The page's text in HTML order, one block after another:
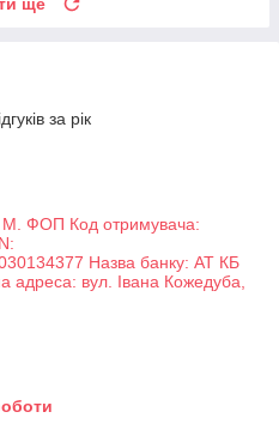
ще
за рік
ФОП Код отримувача:
Назва банку: АТ КБ
вул. Івана Кожедуба,